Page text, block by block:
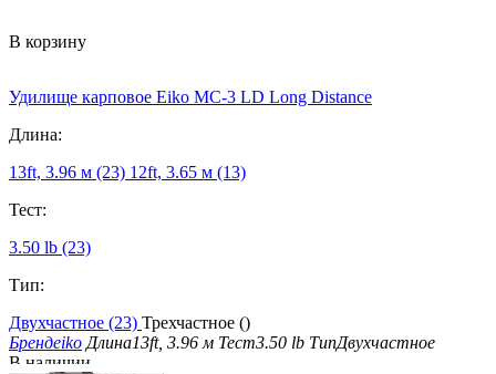
В корзину
Удилище карповое Eiko MC-3 LD Long Distance
Длина:
13ft, 3.96 м (23) 12ft, 3.65 м (13)
Тест:
3.50 lb (23)
Тип:
Двухчастное (23) Трехчастное ()
Брендeiko Длина13ft, 3.96 м Тест3.50 lb ТипДвухчастное
В наличии